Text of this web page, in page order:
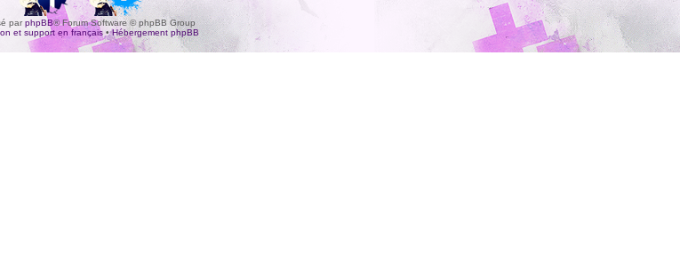
parphpBB® Forum Software © phpBB Group
et support en français•Hébergement phpBB